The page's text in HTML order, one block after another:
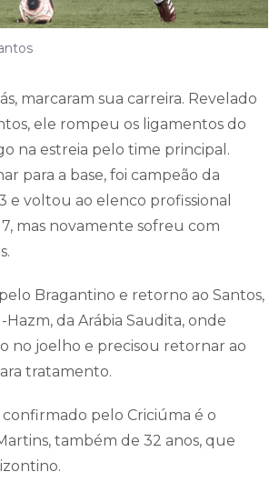
marcaram sua carreira. Revelado
ele rompeu os ligamentos do
na estreia pelo time principal.
para a base, foi campeão da
e voltou ao elenco profissional
mas novamente sofreu com
Bragantino e retorno ao Santos,
da Arábia Saudita, onde
no joelho e precisou retornar ao
tratamento.
pelo Criciúma é o
também de 32 anos, que